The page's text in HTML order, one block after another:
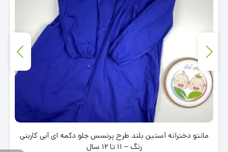
مانتو دخترانه آستین بلند طرح پرنسس جلو دکمه ای آبی کاربنی
رنگ – 11 تا 12 سال